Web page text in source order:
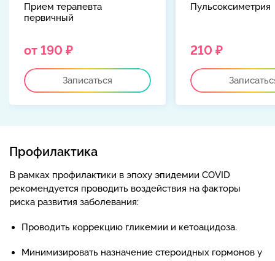
Прием терапевта
первичный
от 190 ₽
Записаться
Пульсоксиметрия
210 ₽
Профилактика
В рамках профилактики в эпоху эпидемии COVID
рекомендуется проводить воздействия на факторы
риска развития заболевания:
Проводить коррекцию гликемии и кетоацидоза.
Минимизировать назначение стероидных гормонов у